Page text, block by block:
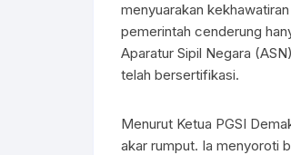
menyuarakan
pemerintah cenderung
Aparatur Sipil Negara
telah bersertifikasi.
Menurut Ketua PGSI
akar rumput. Ia menyoroti